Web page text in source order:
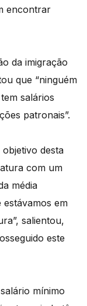
encontrar
da imigração
que “ninguém
salários
patronais”.
desta
com um
média
em
salientou,
este
mínimo